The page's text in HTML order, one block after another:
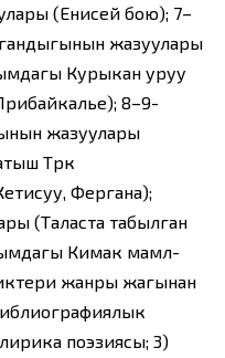
(Енисей бою); 7–
жазуулары
Курыкан уруу
8–9-
жазуулары
Түрк
Фергана);
(Таласта табылган
Кимак мамл-
жанры жагынан
поэзиясы; 3)